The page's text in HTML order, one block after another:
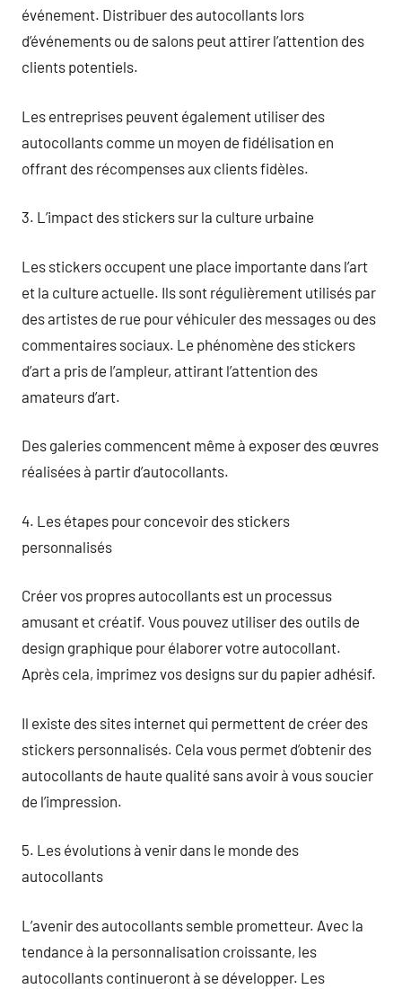
événement. Distribuer des autocollants lors
d’événements ou de salons peut attirer l’attention des
clients potentiels.
Les entreprises peuvent également utiliser des
autocollants comme un moyen de fidélisation en
offrant des récompenses aux clients fidèles.
3. L’impact des stickers sur la culture urbaine
Les stickers occupent une place importante dans l’art
et la culture actuelle. Ils sont régulièrement utilisés par
des artistes de rue pour véhiculer des messages ou des
commentaires sociaux. Le phénomène des stickers
d’art a pris de l’ampleur, attirant l’attention des
amateurs d’art.
Des galeries commencent même à exposer des œuvres
réalisées à partir d’autocollants.
4. Les étapes pour concevoir des stickers
personnalisés
Créer vos propres autocollants est un processus
amusant et créatif. Vous pouvez utiliser des outils de
design graphique pour élaborer votre autocollant.
Après cela, imprimez vos designs sur du papier adhésif.
Il existe des sites internet qui permettent de créer des
stickers personnalisés. Cela vous permet d’obtenir des
autocollants de haute qualité sans avoir à vous soucier
de l’impression.
5. Les évolutions à venir dans le monde des
autocollants
L’avenir des autocollants semble prometteur. Avec la
tendance à la personnalisation croissante, les
autocollants continueront à se développer. Les